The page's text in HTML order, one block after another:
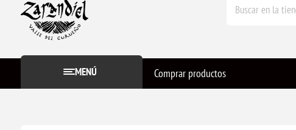
MENÚ Comprar productos